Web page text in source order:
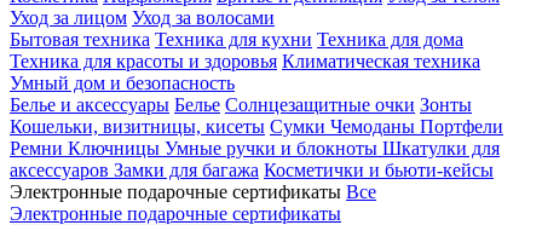
Уход за лицом Уход за волосами
Бытовая техника Техника для кухни Техника для дома
Техника для красоты и здоровья Климатическая техника
Умный дом и безопасность
Белье и аксессуары Белье Солнцезащитные очки Зонты
Кошельки, визитницы, кисеты Сумки Чемоданы Портфели
Ремни Ключницы Умные ручки и блокноты Шкатулки для
аксессуаров Замки для багажа Косметички и бьюти-кейсы
Электронные подарочные сертификаты Все
Электронные подарочные сертификаты